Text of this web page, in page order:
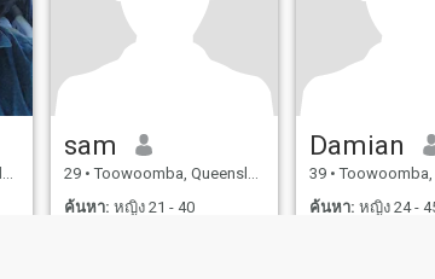
sam
29 • Toowoomba, Queensland, ออสเตรเลีย
ค้นหา: หญิง 21 - 40
Damian
39 • Toowoomba,
ค้นหา: หญิง 24 -